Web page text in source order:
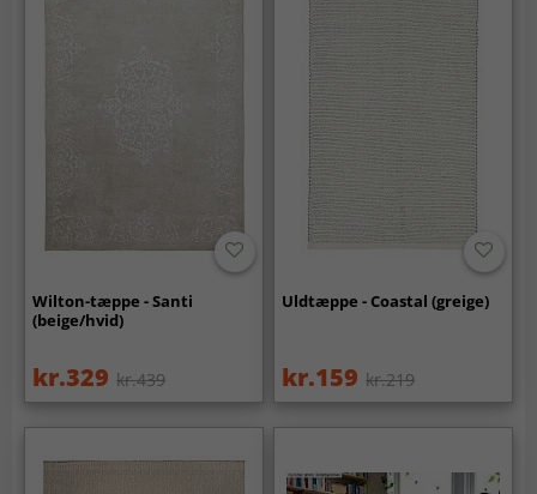
Wilton-tæppe - Santi
(beige/hvid)
kr.329 kr.439
Uldtæppe - Coastal (greige)
kr.159 kr.219